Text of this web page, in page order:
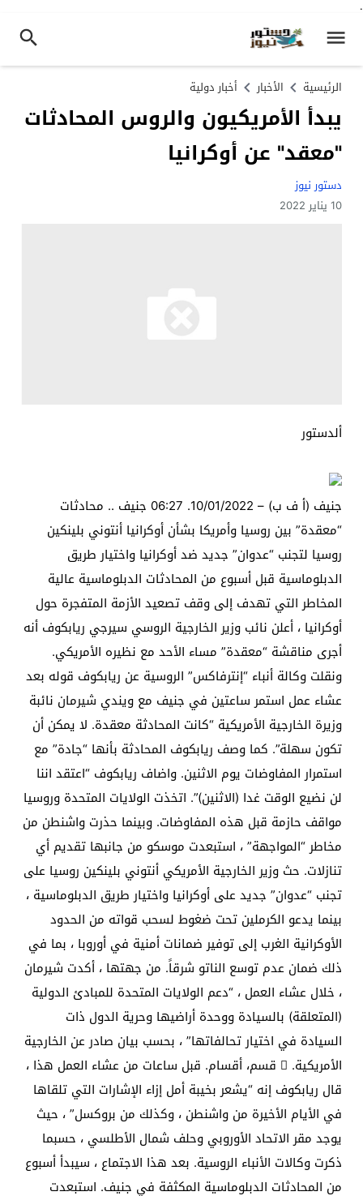
.
الرئيسية الأخبار أخبار دولية
يبدأ الأمريكيون والروس المحادثات
"معقد" عن أوكرانيا
دستور نيوز
10 يناير 2022
ألدستور
جنيف (أ ف ب) – 10/01/2022. 06:27 جنيف .. محادثات
“معقدة” بين روسيا وأمريكا بشأن أوكرانيا أنتوني بلينكين
روسيا لتجنب “عدوان” جديد ضد أوكرانيا واختيار طريق
الدبلوماسية قبل أسبوع من المحادثات الدبلوماسية عالية
المخاطر التي تهدف إلى وقف تصعيد الأزمة المتفجرة حول
أوكرانيا ، أعلن نائب وزير الخارجية الروسي سيرجي ريابكوف أنه
أجرى مناقشة “معقدة” مساء الأحد مع نظيره الأمريكي.
ونقلت وكالة أنباء “إنترفاكس” الروسية عن ريابكوف قوله بعد
عشاء عمل استمر ساعتين في جنيف مع ويندي شيرمان نائبة
وزيرة الخارجية الأمريكية “كانت المحادثة معقدة. لا يمكن أن
تكون سهلة”. كما وصف ريابكوف المحادثة بأنها “جادة” مع
استمرار المفاوضات يوم الاثنين. واضاف ريابكوف “اعتقد اننا
لن نضيع الوقت غدا (الاثنين)”. اتخذت الولايات المتحدة وروسيا
مواقف حازمة قبل هذه المفاوضات. وبينما حذرت واشنطن من
مخاطر “المواجهة” ، استبعدت موسكو من جانبها تقديم أي
تنازلات. حث وزير الخارجية الأمريكي أنتوني بلينكين روسيا على
تجنب “عدوان” جديد على أوكرانيا واختيار طريق الدبلوماسية ،
بينما يدعو الكرملين تحت ضغوط لسحب قواته من الحدود
الأوكرانية الغرب إلى توفير ضمانات أمنية في أوروبا ، بما في
ذلك ضمان عدم توسع الناتو شرقاً. من جهتها ، أكدت شيرمان
، خلال عشاء العمل ، “دعم الولايات المتحدة للمبادئ الدولية
(المتعلقة) بالسيادة ووحدة أراضيها وحرية الدول ذات
السيادة في اختيار تحالفاتها” ، بحسب بيان صادر عن الخارجية
الأمريكية.  قسم، أقسام. قبل ساعات من عشاء العمل هذا ،
قال ريابكوف إنه “يشعر بخيبة أمل إزاء الإشارات التي تلقاها
في الأيام الأخيرة من واشنطن ، وكذلك من بروكسل” ، حيث
يوجد مقر الاتحاد الأوروبي وحلف شمال الأطلسي ، حسبما
ذكرت وكالات الأنباء الروسية. بعد هذا الاجتماع ، سيبدأ أسبوع
من المحادثات الدبلوماسية المكثفة في جنيف. استبعدت